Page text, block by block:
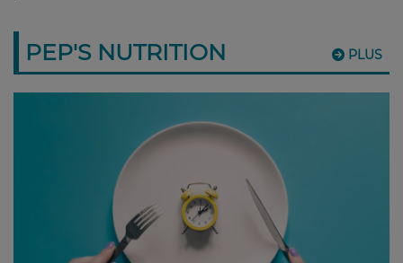
PLUS
PEP'S NUTRITION